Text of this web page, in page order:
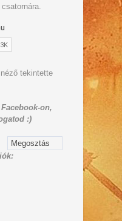
tekintette
on,
:)
Megosztás